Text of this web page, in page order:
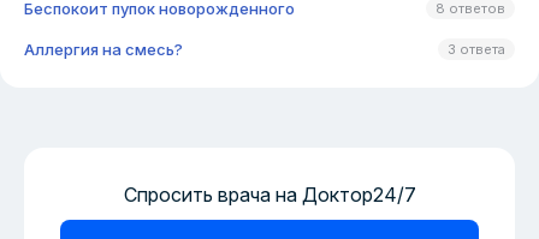
Беспокоит пупок новорожденного 8 ответов
Аллергия на смесь? 3 ответа
Спросить врача на Доктор24/7